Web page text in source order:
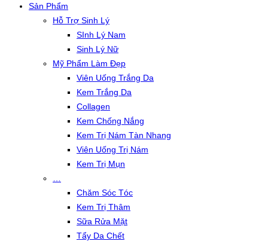
Sản Phẩm
Hỗ Trợ Sinh Lý
SInh Lý Nam
Sinh Lý Nữ
Mỹ Phẩm Làm Đẹp
Viên Uống Trắng Da
Kem Trắng Da
Collagen
Kem Chống Nắng
Kem Trị Nám Tàn Nhang
Viên Uống Trị Nám
Kem Trị Mụn
Chăm Sóc Tóc
Kem Trị Thâm
Sữa Rửa Mặt
Tẩy Da Chết